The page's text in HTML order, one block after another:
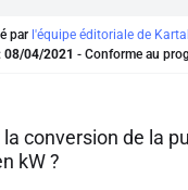
S'inscrire gratuitement
de 10 contenus
par l'équipe éditoriale de
08/04/2021 - Conforme au
la conversion de la
kW ?